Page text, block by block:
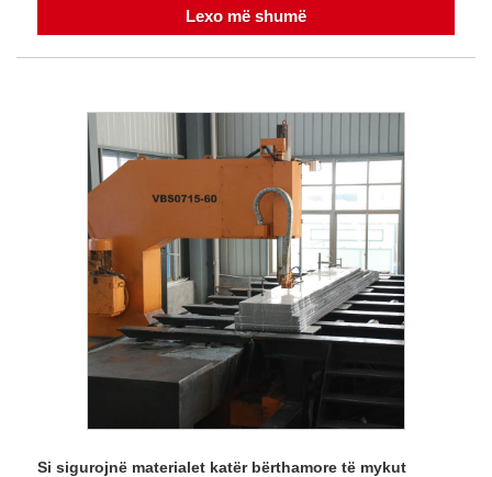
Lexo më shumë
Si sigurojnë materialet katër bërthamore të mykut